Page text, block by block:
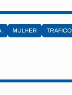
MULHER TRAFICO